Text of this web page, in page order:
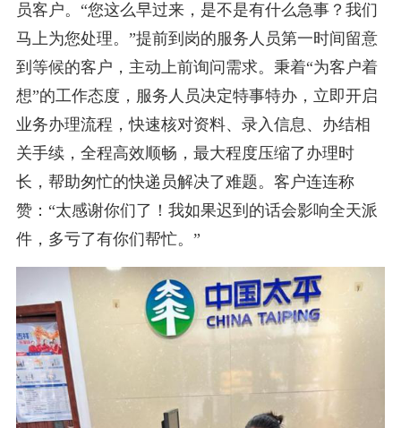
员客户。“您这么早过来，是不是有什么急事？我们
马上为您处理。”提前到岗的服务人员第一时间留意
到等候的客户，主动上前询问需求。秉着“为客户着
想”的工作态度，服务人员决定特事特办，立即开启
业务办理流程，快速核对资料、录入信息、办结相
关手续，全程高效顺畅，最大程度压缩了办理时
长，帮助匆忙的快递员解决了难题。客户连连称
赞：“太感谢你们了！我如果迟到的话会影响全天派
件，多亏了有你们帮忙。”